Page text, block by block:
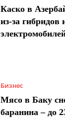
Каско в
из-за гибридов
Бизнес
Мясо в Баку
баранина – до